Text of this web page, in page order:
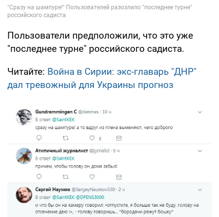
Пользователи предположили, что это уже
"последнее турне" российского садиста.
Читайте: Война в Сирии: экс-главарь "ДНР"
дал тревожный для Украины прогноз